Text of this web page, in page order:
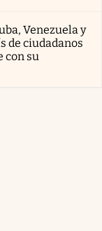
Venezuela y
de ciudadanos
con su